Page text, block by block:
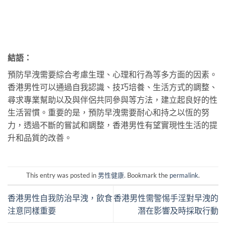
結語：
預防早洩需要綜合考慮生理、心理和行為等多方面的因素。
香港男性可以通過自我認識、技巧培養、生活方式的調整、
尋求專業幫助以及與伴侶共同參與等方法，建立起良好的性
生活習慣。重要的是，預防早洩需要耐心和持之以恆的努
力，透過不斷的嘗試和調整，香港男性有望實現性生活的提
升和品質的改善。
This entry was posted in 男性健康. Bookmark the permalink.
香港男性自我防治早洩，飲食
注意同樣重要
香港男性需警惕手淫對早洩的
潛在影響及時採取行動